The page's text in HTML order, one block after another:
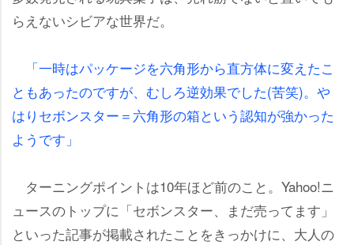
らえないシビアな世界だ。
「一時はパッケージを六角形から直方体に変えたこ
ともあったのですが、むしろ逆効果でした(苦笑)。
はりセボンスター＝六角形の箱という認知が強かった
ようです」
ターニングポイントは10年ほど前のこと。Yahoo!ニ
ュースのトップに「セボンスター、まだ売ってます」
といった記事が掲載されたことをきっかけに、大人の